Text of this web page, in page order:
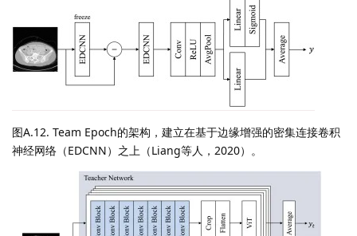
图A.12. Team Epoch的架构，建立在基于边缘增强的密集连接卷积
神经网络（EDCNN）之上（Liang等人，2020）。